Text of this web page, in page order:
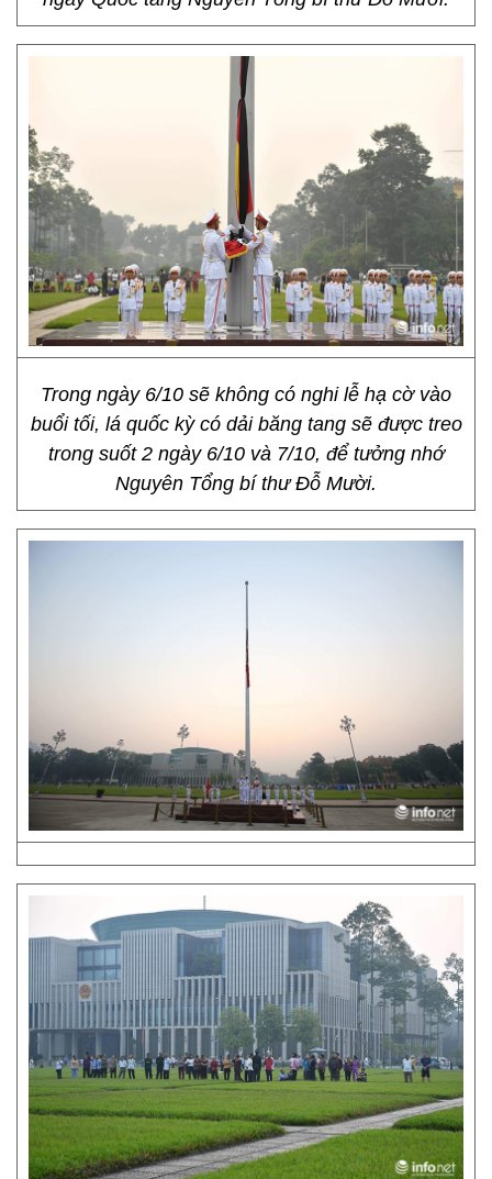
Trong ngày 6/10 sẽ không có nghi lễ hạ cờ vào
buổi tối, lá quốc kỳ có dải băng tang sẽ được treo
trong suốt 2 ngày 6/10 và 7/10, để tưởng nhớ
Nguyên Tổng bí thư Đỗ Mười.